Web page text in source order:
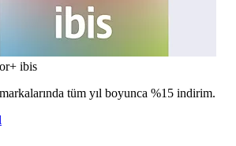
ibis
tüm yıl boyunca %15 indirim.